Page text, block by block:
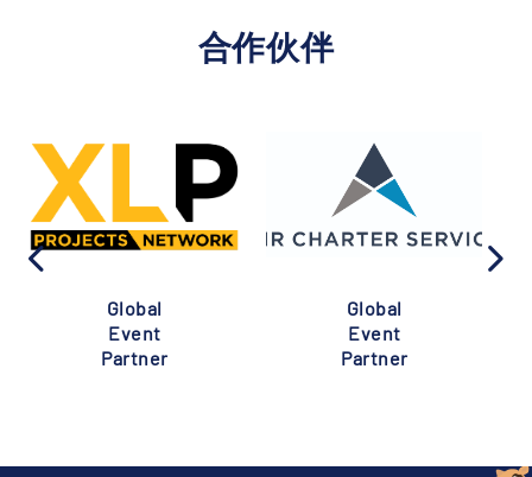
合作伙伴
Global
Event
Partner
Global
Event
Partner